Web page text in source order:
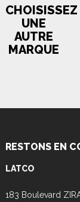
CHOISISSEZ
UNE
AUTRE
MARQUE
RESTONS EN
LATCO
183 Boulevard